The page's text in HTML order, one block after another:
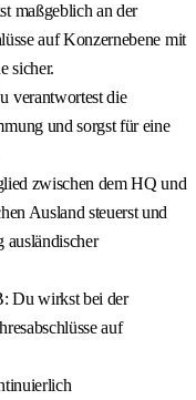
maßgeblich an der
auf Konzernebene mit
sicher.
verantwortest die
und sorgst für eine
zwischen dem HQ und
Ausland steuerst und
ausländischer
Du wirkst bei der
auf